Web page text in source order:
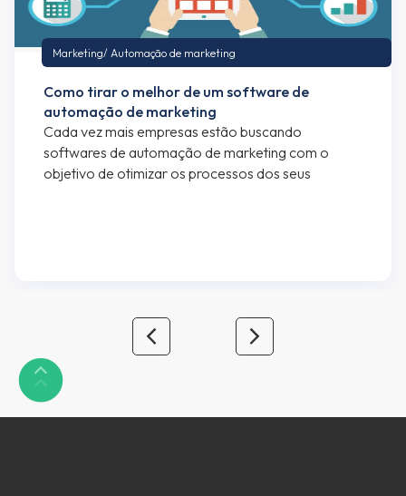
Marketing/ Automação de marketing
Como tirar o melhor de um software de
automação de marketing
Cada vez mais empresas estão buscando
softwares de automação de marketing com o
objetivo de otimizar os processos dos seus